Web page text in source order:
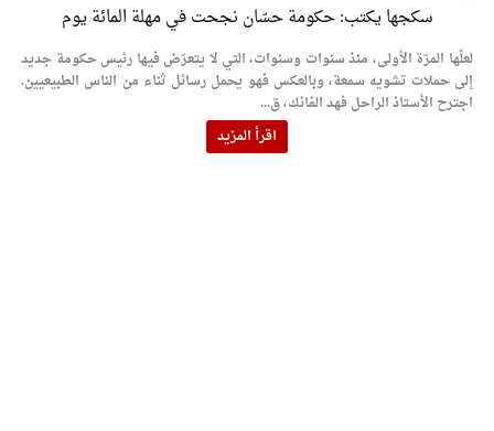
سكجها يكتب: حكومة حسّان نجحت في مهلة المائة يوم
لعلّها المرّة الأولى، منذ سنوات وسنوات، التي لا يتعرّض فيها رئيس حكومة جديد
إلى حملات تشويه سمعة، وبالعكس فهو يحمل رسائل ثناء من الناس الطبيعيين.
اجترح الأستاذ الراحل فهد الفانك، ق...
اقرأ المزيد